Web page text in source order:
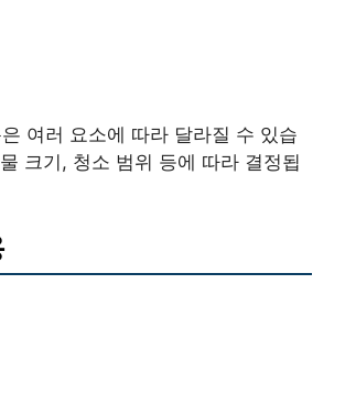
여러 요소에 따라 달라질 수 있습
크기, 청소 범위 등에 따라 결정됩